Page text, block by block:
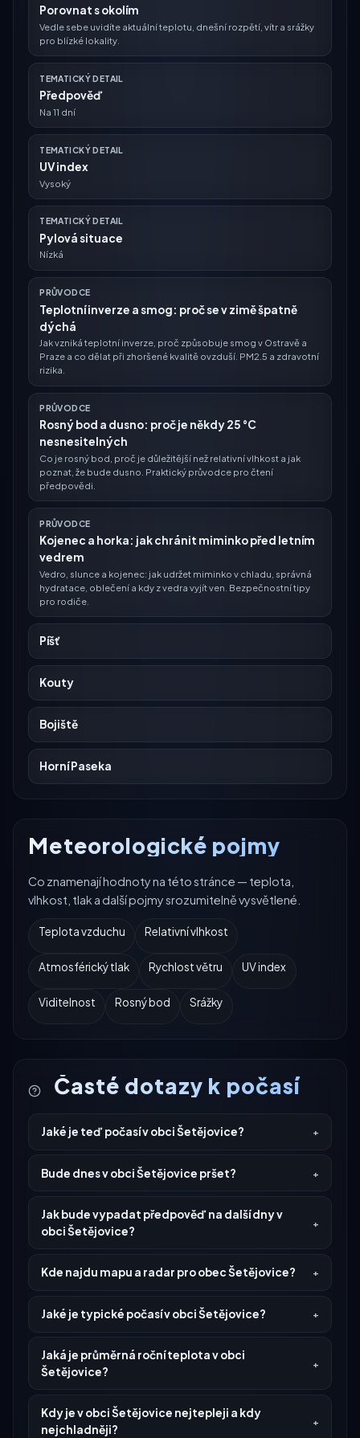
Porovnat s okolím
Vedle sebe uvidíte aktuální teplotu, dnešní rozpětí, vítr a srážky
pro blízké lokality.
TEMATICKÝ DETAIL
Předpověď
Na 11 dní
TEMATICKÝ DETAIL
UV index
Vysoký
TEMATICKÝ DETAIL
Pylová situace
Nízká
PRŮVODCE
Teplotní inverze a smog: proč se v zimě špatně
dýchá
Jak vzniká teplotní inverze, proč způsobuje smog v Ostravě a
Praze a co dělat při zhoršené kvalitě ovzduší. PM2.5 a zdravotní
rizika.
PRŮVODCE
Rosný bod a dusno: proč je někdy 25 °C
nesnesitelných
Co je rosný bod, proč je důležitější než relativní vlhkost a jak
poznat, že bude dusno. Praktický průvodce pro čtení
předpovědi.
PRŮVODCE
Kojenec a horka: jak chránit miminko před letním
vedrem
Vedro, slunce a kojenec: jak udržet miminko v chladu, správná
hydratace, oblečení a kdy z vedra vyjít ven. Bezpečnostní tipy
pro rodiče.
Píšť
Kouty
Bojiště
Horní Paseka
Meteorologické pojmy
Co znamenají hodnoty na této stránce — teplota,
vlhkost, tlak a další pojmy srozumitelně vysvětlené.
Teplota vzduchu Relativní vlhkost
Atmosférický tlak Rychlost větru UV index
Viditelnost Rosný bod Srážky
Časté dotazy k počasí
Jaké je teď počasí v obci Šetějovice?
Bude dnes v obci Šetějovice pršet?
Jak bude vypadat předpověď na další dny v
obci Šetějovice?
Kde najdu mapu a radar pro obec Šetějovice?
Jaké je typické počasí v obci Šetějovice?
Jaká je průměrná roční teplota v obci
Šetějovice?
Kdy je v obci Šetějovice nejtepleji a kdy
nejchladněji?